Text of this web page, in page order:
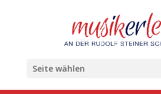
Seite wählen